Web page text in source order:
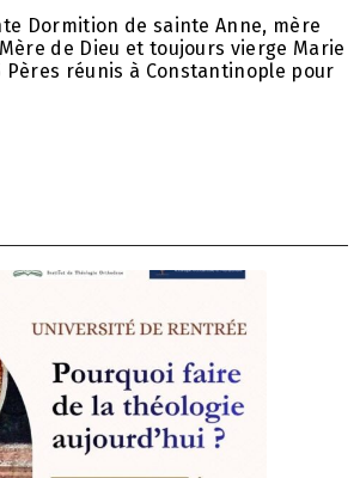
Dormition de sainte Anne, mère
de Dieu et toujours vierge Marie
Pères réunis à Constantinople pour